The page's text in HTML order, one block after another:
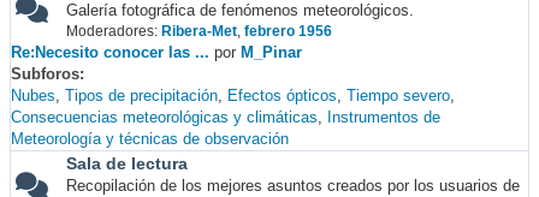
Galería fotográfica de fenómenos meteorológicos.
Moderadores: Ribera-Met, febrero 1956
Re:Necesito conocer las ... por M_Pinar
Subforos
Nubes Tipos de precipitación Efectos ópticos Tiempo severo
Consecuencias meteorológicas y climáticas
Instrumentos de
Meteorología y técnicas de observación
Sala de lectura
Recopilación de los mejores asuntos creados por los usuarios de